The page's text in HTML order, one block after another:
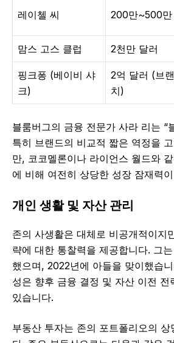
레이첼 씨 200만~500만
맘스 고스 클럽 2천만 달러
핑크퐁 (베이비 샤
크)
2억 달러 (브
치)
블룸버그의 금융 전문가 사라 리는 “
특히 브랜드의 비교적 짧은 역정을
만, 코코멜론이나 라이언스 월드와
에 비해 여전히 상당한 성장 잠재력
개인 생활 및 자산 관리
존의 사생활은 대체로 비공개적이지
략에 대한 통찰력을 제공합니다. 그
했으며, 2022년에 아들을 맞이했습
성은 향후 금융 결정 및 자산 이전 전
있습니다.
부동산 투자는 존의 포트폴리오의 상